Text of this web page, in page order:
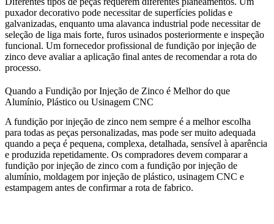
puxador decorativo pode necessitar de superfícies polidas e
galvanizadas, enquanto uma alavanca industrial pode necessitar de
seleção de liga mais forte, furos usinados posteriormente e inspeção
funcional. Um fornecedor profissional de fundição por injeção de
zinco deve avaliar a aplicação final antes de recomendar a rota do
processo.
Quando a Fundição por Injeção de Zinco é Melhor do que
Alumínio, Plástico ou Usinagem CNC
A fundição por injeção de zinco nem sempre é a melhor escolha
para todas as peças personalizadas, mas pode ser muito adequada
quando a peça é pequena, complexa, detalhada, sensível à aparência
e produzida repetidamente. Os compradores devem comparar a
fundição por injeção de zinco com a fundição por injeção de
alumínio, moldagem por injeção de plástico, usinagem CNC e
estampagem antes de confirmar a rota de fabrico.